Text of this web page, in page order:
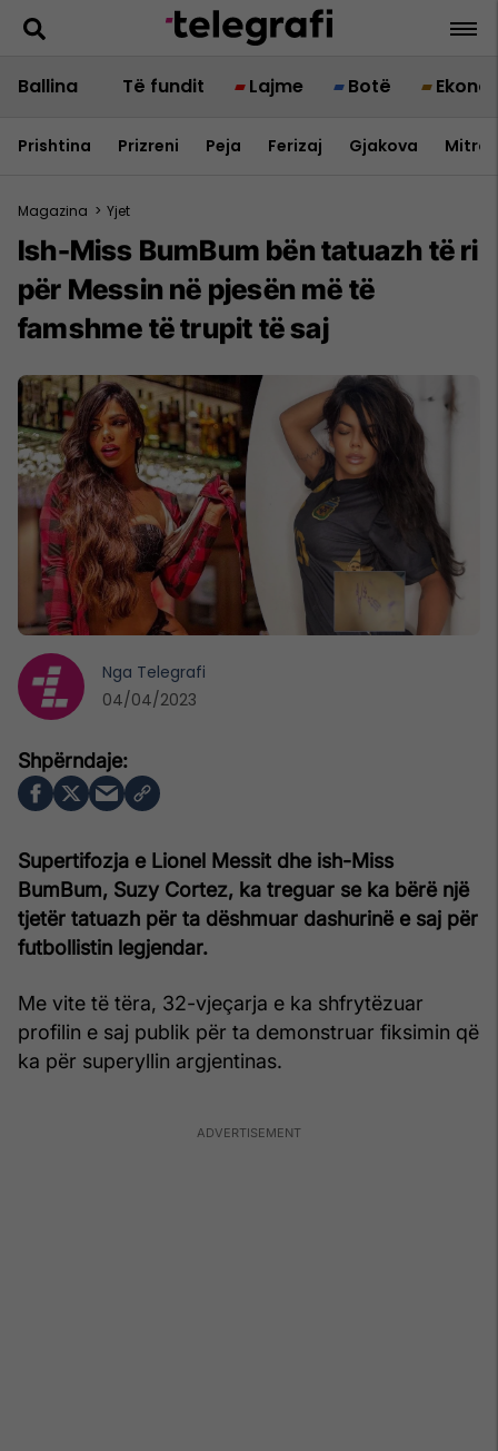
Ballina Të fundit Lajme Botë
Prishtina Prizreni Peja Ferizaj Gjakova
Magazina > Yjet
Ish-Miss BumBum bën tatuazh të ri
për Messin në pjesën më të
famshme të trupit të saj
Supertifozja e Lionel Messit dhe ish-Miss
BumBum, Suzy Cortez, ka treguar se ka bërë një
tjetër tatuazh për ta dëshmuar dashurinë e saj për
futbollistin legjendar.
Me vite të tëra, 32-vjeçarja e ka shfrytëzuar
profilin e saj publik për ta demonstruar fiksimin që
ka për superyllin argjentinas.
Nga Telegrafi
04/04/2023